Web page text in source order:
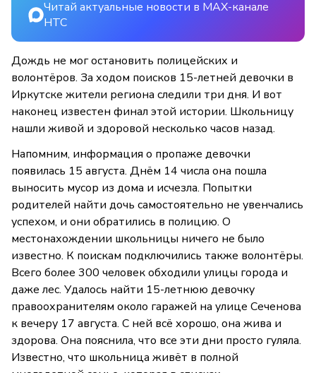
Читай актуальные новости в MAX-канале
НТС
Дождь не мог остановить полицейских и
волонтёров. За ходом поисков 15-летней девочки в
Иркутске жители региона следили три дня. И вот
наконец известен финал этой истории. Школьницу
нашли живой и здоровой несколько часов назад.
Напомним, информация о пропаже девочки
появилась 15 августа. Днём 14 числа она пошла
выносить мусор из дома и исчезла. Попытки
родителей найти дочь самостоятельно не увенчались
успехом, и они обратились в полицию. О
местонахождении школьницы ничего не было
известно. К поискам подключились также волонтёры.
Всего более 300 человек обходили улицы города и
даже лес. Удалось найти 15-летнюю девочку
правоохранителям около гаражей на улице Сеченова
к вечеру 17 августа. С ней всё хорошо, она жива и
здорова. Она пояснила, что все эти дни просто гуляла.
Известно, что школьница живёт в полной